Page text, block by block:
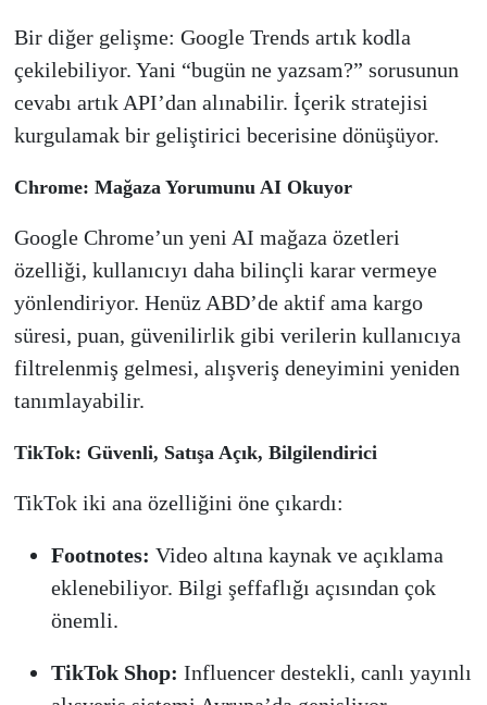
Bir diğer gelişme: Google Trends artık kodla
çekilebiliyor. Yani “bugün ne yazsam?” sorusunun
cevabı artık API’dan alınabilir. İçerik stratejisi
kurgulamak bir geliştirici becerisine dönüşüyor.
Chrome: Mağaza Yorumunu AI Okuyor
Google Chrome’un yeni AI mağaza özetleri
özelliği, kullanıcıyı daha bilinçli karar vermeye
yönlendiriyor. Henüz ABD’de aktif ama kargo
süresi, puan, güvenilirlik gibi verilerin kullanıcıya
filtrelenmiş gelmesi, alışveriş deneyimini yeniden
tanımlayabilir.
TikTok: Güvenli, Satışa Açık, Bilgilendirici
TikTok iki ana özelliğini öne çıkardı:
Footnotes: Video altına kaynak ve açıklama
eklenebiliyor. Bilgi şeffaflığı açısından çok
önemli.
TikTok Shop: Influencer destekli, canlı yayınlı